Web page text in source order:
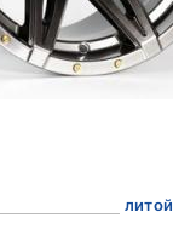
литой